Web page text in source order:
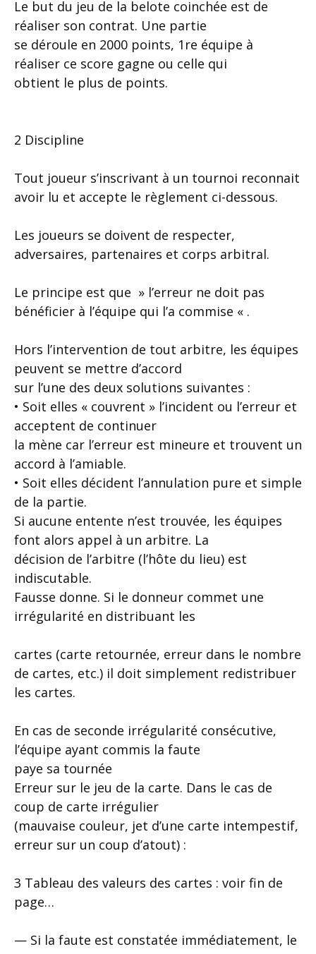
Le but du jeu de la belote coinchée est de
réaliser son contrat. Une partie
se déroule en 2000 points, 1re équipe à
réaliser ce score gagne ou celle qui
obtient le plus de points.
2 Discipline
Tout joueur s’inscrivant à un tournoi reconnait
avoir lu et accepte le règlement ci-dessous.
Les joueurs se doivent de respecter,
adversaires, partenaires et corps arbitral.
Le principe est que » l’erreur ne doit pas
bénéficier à l’équipe qui l’a commise « .
Hors l’intervention de tout arbitre, les équipes
peuvent se mettre d’accord
sur l’une des deux solutions suivantes :
• Soit elles « couvrent » l’incident ou l’erreur et
acceptent de continuer
la mène car l’erreur est mineure et trouvent un
accord à l’amiable.
• Soit elles décident l’annulation pure et simple
de la partie.
Si aucune entente n’est trouvée, les équipes
font alors appel à un arbitre. La
décision de l’arbitre (l’hôte du lieu) est
indiscutable.
Fausse donne. Si le donneur commet une
irrégularité en distribuant les
cartes (carte retournée, erreur dans le nombre
de cartes, etc.) il doit simplement redistribuer
les cartes.
En cas de seconde irrégularité consécutive,
l’équipe ayant commis la faute
paye sa tournée
Erreur sur le jeu de la carte. Dans le cas de
coup de carte irrégulier
(mauvaise couleur, jet d’une carte intempestif,
erreur sur un coup d’atout) :
3 Tableau des valeurs des cartes : voir fin de
page…
— Si la faute est constatée immédiatement, le